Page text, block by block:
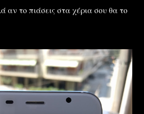
αν το πιάσεις στα χέρια σου θα το